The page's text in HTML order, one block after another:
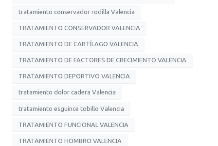
tratamiento conservador rodilla Valencia
TRATAMIENTO CONSERVADOR VALENCIA
TRATAMIENTO DE CARTÍLAGO VALENCIA
TRATAMIENTO DE FACTORES DE CRECIMIENTO VALENCIA
TRATAMIENTO DEPORTIVO VALENCIA
tratamiento dolor cadera Valencia
tratamiento esguince tobillo Valencia
TRATAMIENTO FUNCIONAL VALENCIA
TRATAMIENTO HOMBRO VALENCIA